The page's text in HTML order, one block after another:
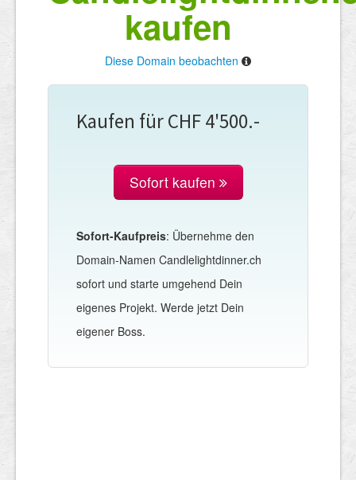
kaufen
Diese Domain beobachten
Kaufen für CHF 4'500.-
Sofort kaufen
Sofort-Kaufpreis: Übernehme den
Domain-Namen Candlelightdinner.ch
sofort und starte umgehend Dein
eigenes Projekt. Werde jetzt Dein
eigener Boss.